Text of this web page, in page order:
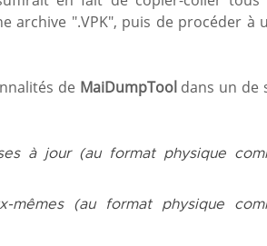
archive ".VPK", puis de procéder à
de MaiDumpTool dans un de
à jour (au format physique
(au format physique